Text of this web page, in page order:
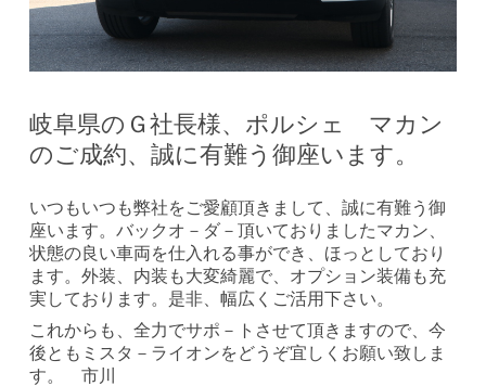
岐阜県のＧ社長様、ポルシェ マカン
のご成約、誠に有難う御座います。
いつもいつも弊社をご愛顧頂きまして、誠に有難う御
座います。バックオ－ダ－頂いておりましたマカン、
状態の良い車両を仕入れる事ができ、ほっとしており
ます。外装、内装も大変綺麗で、オプション装備も充
実しております。是非、幅広くご活用下さい。
これからも、全力でサポ－トさせて頂きますので、今
後ともミスタ－ライオンをどうぞ宜しくお願い致しま
す。 市川